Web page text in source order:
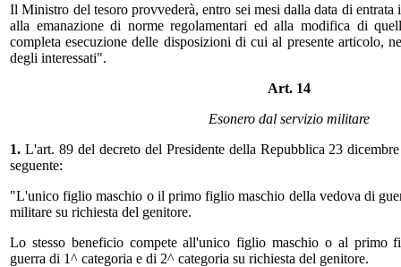
Il Ministro del tesoro provvederà, entro sei mesi dalla data di entrata
alla emanazione di norme regolamentari ed alla modifica di
completa esecuzione delle disposizioni di cui al presente articolo,
degli interessati".
Art. 14
Esonero dal servizio militare
1. L'art. 89 del decreto del Presidente della Repubblica 23
seguente:
"L'unico figlio maschio o il primo figlio maschio della vedova di
militare su richiesta del genitore.
Lo stesso beneficio compete all'unico figlio maschio o al primo
guerra di 1^ categoria e di 2^ categoria su richiesta del genitore.